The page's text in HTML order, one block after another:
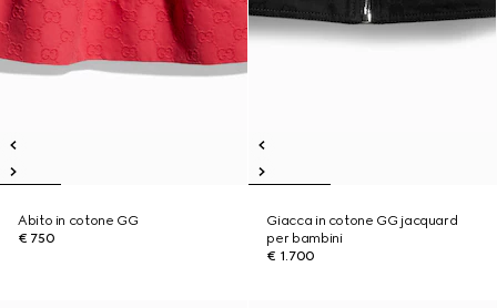
Abito in cotone GG
€ 750
Giacca in cotone GG jacquard
per bambini
€ 1.700